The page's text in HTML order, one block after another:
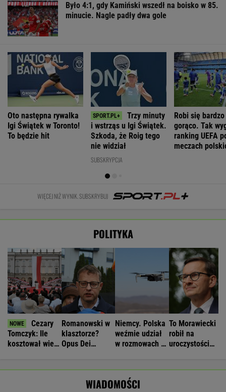
Było 4:1, gdy Kamiński wszedł na boisko w 85.
minucie. Nagle padły dwa gole
Oto następna rywalka
Igi Świątek w Toronto!
To będzie hit
Trzy minuty
i wstrząs u Igi Świątek.
Szkoda, że Roig tego
nie widział
SUBSKRYPCJA
Robi się bardzo
gorąco. Tak
ranking UEFA
meczach
WIĘCEJ NIŻ WYNIK. SUBSKRYBUJ
POLITYKA
Cezary
Tomczyk: Ile
kosztował wiec
Romanowski w
klasztorze?
Opus Dei
Niemcy. Polska
weźmie udział
w rozmowach o
To Morawiecki
robił na
uroczystości
WIADOMOŚCI